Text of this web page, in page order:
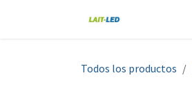
Todos los productos